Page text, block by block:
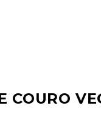
COURO